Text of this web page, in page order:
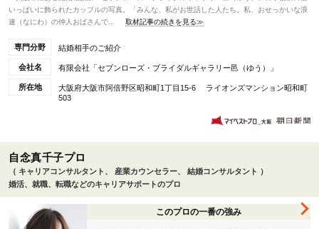
いっぱいに飾られたカップルの写真。「みんな、私がお世話した人たち。私、おせっかいな浪
速（なにわ）の仲人おばさんで...
取材記事の続きを見る≫
専門分野 結婚相手のご紹介
会社名 有限会社「セブンローズ・ブライダルギャラリー邑（ゆう）」
所在地
大阪府大阪市阿倍野区昭和町1丁目15-6 ライオンズマンション昭和町
503
自念真千子プロ
（ キャリアコンサルタント、 産業カウンセラー、 結婚コンサルタント ）
婚活、就職、転職などのキャリアサポートのプロ
このプロの一番の強み